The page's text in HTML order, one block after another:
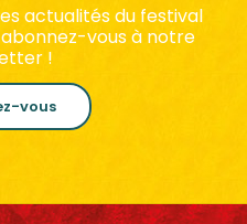
actualités du festival
vous à notre
!
vous